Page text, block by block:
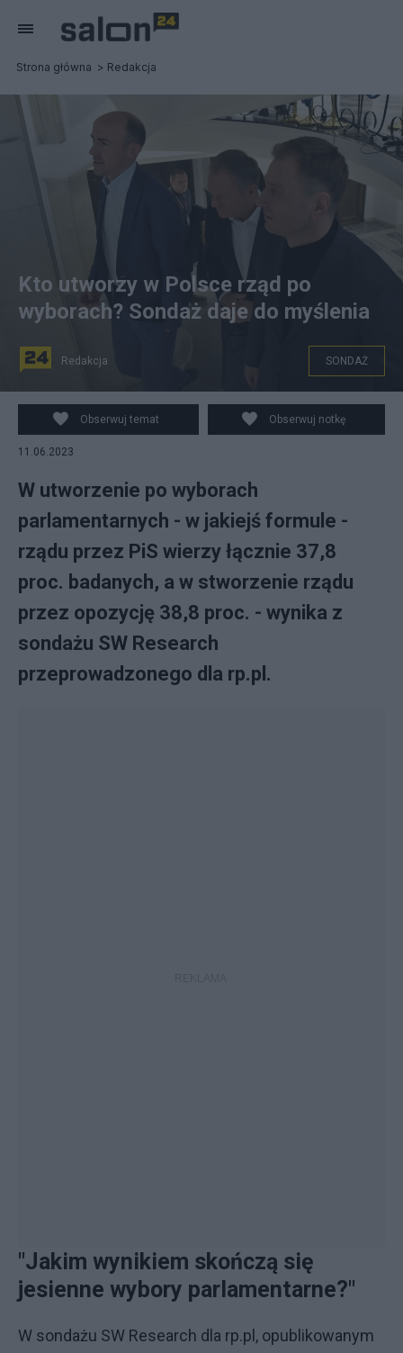
Strona główna Redakcja
Opozycja idzie po władzę? Fot. PAP
Kto utworzy w Polsce rząd po
wyborach? Sondaż daje do myślenia
Redakcja SONDAŻ
Obserwuj temat Obserwuj notkę
11.06.2023
W utworzenie po wyborach
parlamentarnych - w jakiejś formule -
rządu przez PiS wierzy łącznie 37,8
proc. badanych, a w stworzenie rządu
przez opozycję 38,8 proc. - wynika z
sondażu SW Research
przeprowadzonego dla rp.pl.
"Jakim wynikiem skończą się
jesienne wybory parlamentarne?"
W sondażu SW Research dla rp.pl, opublikowanym